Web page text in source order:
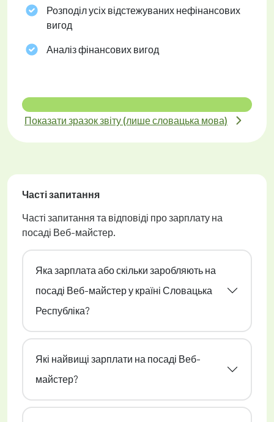
Розподіл усіх відстежуваних нефінансових
вигод
Аналіз фінансових вигод
Показати зразок звіту (лише словацька мова)
Часті запитання
Часті запитання та відповіді про зарплату на
посаді Веб-майстер.
Яка зарплата або скільки заробляють на
посаді Веб-майстер у країні Словацька
Республіка?
Які найвищі зарплати на посаді Веб-
майстер?